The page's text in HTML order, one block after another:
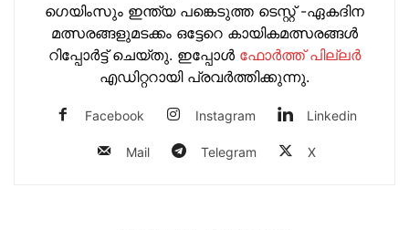
ഗെയിംസും ഇന്ത്യ പങ്കെടുത്ത ടെസ്റ്റ് -ഏകദിന
മത്സരങ്ങളുമടക്കം ഒട്ടേറെ കായികമത്സരങ്ങള്‍
റിപ്പോര്‍ട്ട് ചെയ്തു. ഇപ്പോള്‍ ഫോ‍ർത്ത് പില്ല‍ർ
എഡിറ്ററായി പ്രവ‍ർത്തിക്കുന്നു.
Facebook Instagram Linkedin
Mail Telegram X